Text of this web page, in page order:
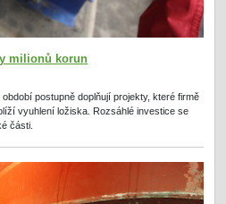
milionů korun
postupně doplňují projekty, které firmě
vyuhlení ložiska. Rozsáhlé investice se
části.